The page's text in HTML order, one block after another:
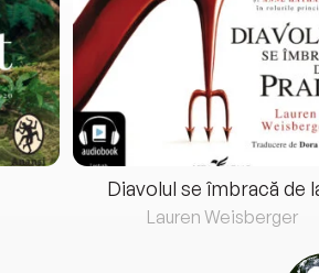
Diavolul se îmbracă de
Lauren Weisberger